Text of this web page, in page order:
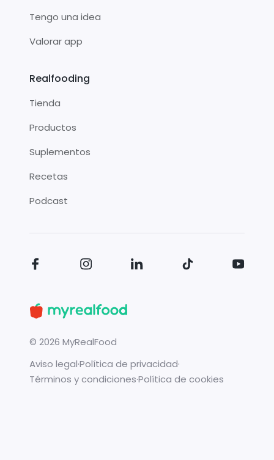
Tengo una idea
Valorar app
Realfooding
Tienda
Productos
Suplementos
Recetas
Podcast
© 2026 MyRealFood
Aviso legal·Política de privacidad·
Términos y condiciones·Política de cookies